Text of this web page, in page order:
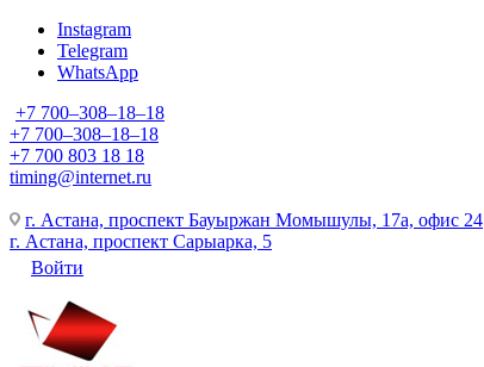
Instagram
Telegram
WhatsApp
+7 700‒308‒18‒18
+7 700‒308‒18‒18
+7 700 803 18 18
timing@internet.ru
г. Астана, проспект Бауыржан Момышулы, 17а, офис 24
г. Астана, проспект Сарыарка, 5
Войти